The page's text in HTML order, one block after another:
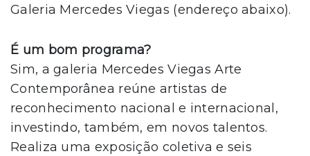
Galeria Mercedes Viegas (endereço abaixo).
É um bom programa?
Sim, a galeria Mercedes Viegas Arte
Contemporânea reúne artistas de
reconhecimento nacional e internacional,
investindo, também, em novos talentos.
Realiza uma exposição coletiva e seis